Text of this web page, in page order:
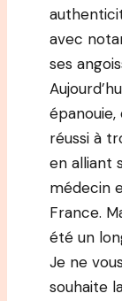
avec
ses
réussi à
en alliant
médecin
France.
été un
Je ne
souhaite